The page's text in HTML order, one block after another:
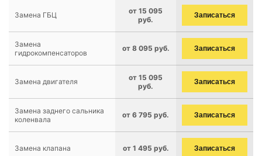
Замена ГБЦ
от 15 095
руб.
Записаться
Замена
гидрокомпенсаторов
от 8 095 руб. Записаться
Замена двигателя
от 15 095
руб.
Записаться
Замена заднего сальника
коленвала
от 6 795 руб. Записаться
Замена клапана от 1 495 руб. Записаться